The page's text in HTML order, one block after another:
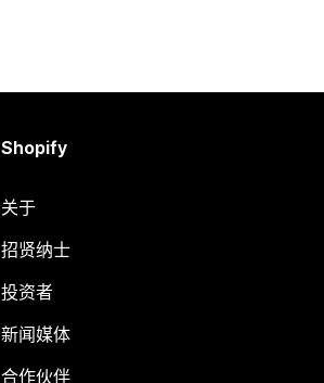
Shopify
关于
招贤纳士
投资者
新闻媒体
合作伙伴